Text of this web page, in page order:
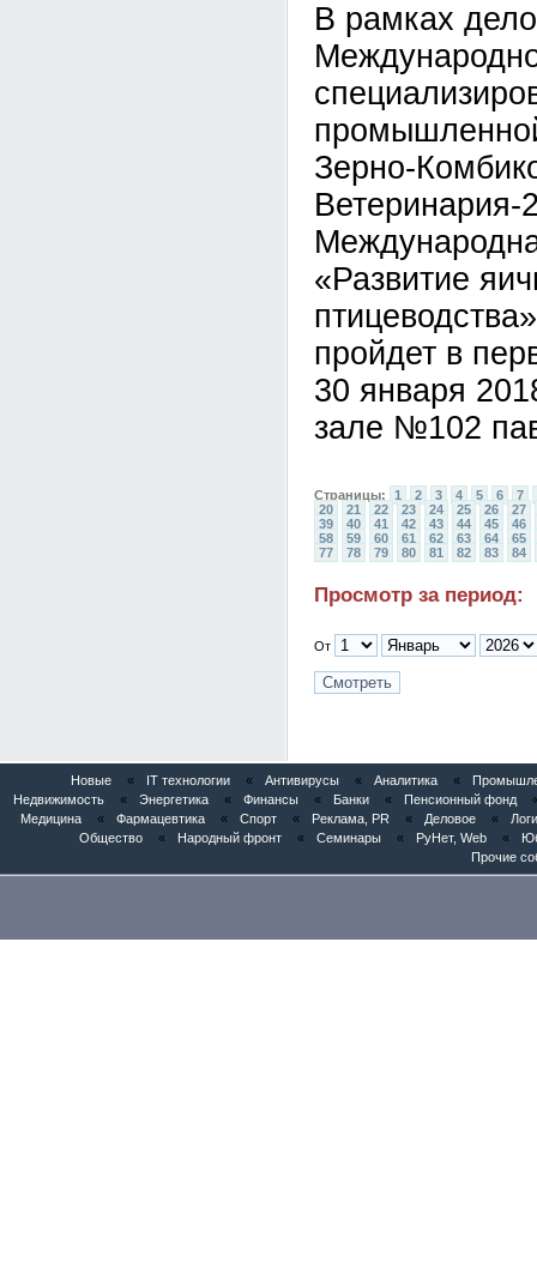
В рамках
Зерно-
Ветеринария-
«Развитие
пройдет в
30 января
зале №102
Страницы: 1 2 3 4 5 6
7
20
21 22 23 24 25 26
27
39
40 41 42 43 44 45
46
58
59 60 61 62 63 64
65
77
78 79 80 81 82 83 84
Просмотр за период:
От
Новые « IT технологии « Антивирусы « Аналитика «
Недвижимость
« Энергетика « Финансы « Банки « Пенсионный фонд
Медицина
« Фармацевтика « Спорт « Реклама, PR « Деловое «
Общество
« Народный фронт « Семинары « РуНет, Web «
Прочие